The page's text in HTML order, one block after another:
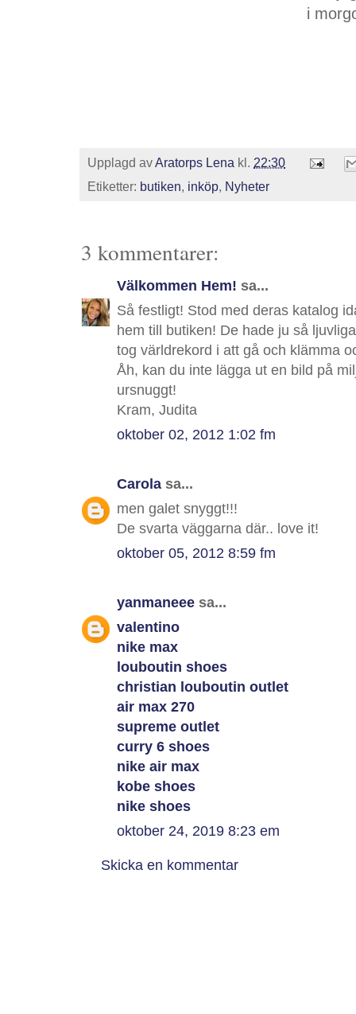
i
Upplagd avAratorps Lena kl. 22:30
Etiketter: butiken, inköp, Nyheter
3 kommentarer:
Välkommen Hem! sa...
Så festligt! Stod med deras katalog
hem till butiken! De hade ju så
tog världrekord i att gå och klämma
Åh, kan du inte lägga ut en bild på
ursnuggt!
Kram, Judita
oktober 02, 2012 1:02 fm
Carola sa...
men galet snyggt!!!
De svarta väggarna där.. love it!
oktober 05, 2012 8:59 fm
yanmaneee sa...
valentino
nike max
louboutin shoes
christian louboutin outlet
air max 270
supreme outlet
curry 6 shoes
nike air max
kobe shoes
nike shoes
oktober 24, 2019 8:23 em
Skicka en kommentar